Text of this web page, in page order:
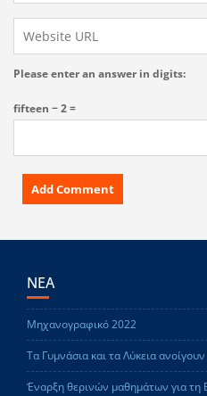
Please enter an answer in digits:
fifteen − 2 =
ΝΕΑ
Μηχανογραφικό 2022
Τα Γυμνάσια και τα Λύκεια
Έναρξη θερινών μαθημάτων για τη